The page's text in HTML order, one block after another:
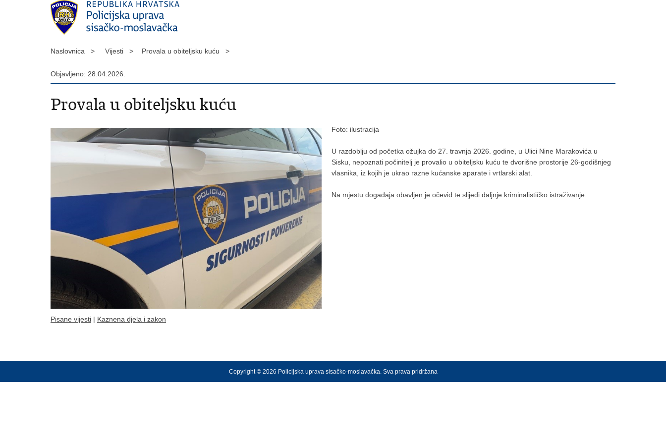
Naslovnica > Vijesti > Provala u obiteljsku kuću >
Objavljeno: 28.04.2026.
Provala u obiteljsku kuću
Foto: ilustracija
U razdoblju od početka ožujka do 27. travnja 2026. godine, u Ulici Nine Marakovića u
Sisku, nepoznati počinitelj je provalio u obiteljsku kuću te dvorišne prostorije 26-godišnjeg
vlasnika, iz kojih je ukrao razne kućanske aparate i vrtlarski alat.
Na mjestu događaja obavljen je očevid te slijedi daljnje kriminalističko istraživanje.
Pisane vijesti | Kaznena djela i zakon
Copyright © 2026 Policijska uprava sisačko-moslavačka. Sva prava pridržana